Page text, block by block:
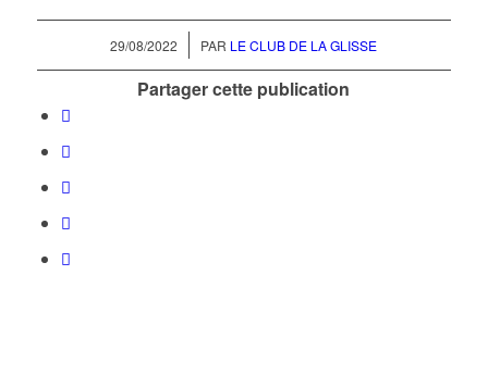
29/08/2022
/ PAR LE CLUB DE LA GLISSE
Partager cette publication